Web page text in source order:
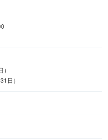
ならお任せください】
特別な記念日プレートをご
ございます♪
日）